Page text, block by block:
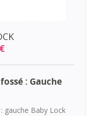
: Gauche
gauche Baby Lock